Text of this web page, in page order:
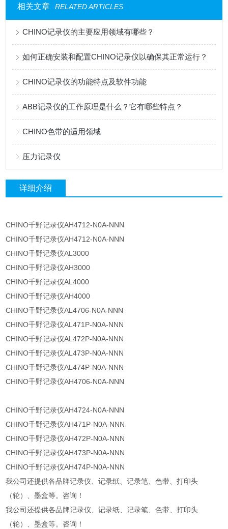
相关文章 RELATED ARTICLES
CHINO记录仪的主要应用领域有哪些？
如何正确安装和配置CHINO记录仪以确保其正常运行？
CHINO记录仪的功能特点及软件功能
ABB记录仪的工作原理是什么？它有哪些特点？
CHINO色带的适用领域
压力记录仪
详细介绍
CHINO千野记录仪AH4712-N0A-NNN
CHINO千野记录仪AH4712-N0A-NNN
CHINO千野记录仪AL3000
CHINO千野记录仪AH3000
CHINO千野记录仪AL4000
CHINO千野记录仪AH4000
CHINO千野记录仪AL4706-N0A-NNN
CHINO千野记录仪AL471P-N0A-NNN
CHINO千野记录仪AL472P-N0A-NNN
CHINO千野记录仪AL473P-N0A-NNN
CHINO千野记录仪AL474P-N0A-NNN
CHINO千野记录仪AH4706-N0A-NNN
CHINO千野记录仪AH4724-N0A-NNN
CHINO千野记录仪AH471P-N0A-NNN
CHINO千野记录仪AH472P-N0A-NNN
CHINO千野记录仪AH473P-N0A-NNN
CHINO千野记录仪AH474P-N0A-NNN
我公司还提供各品牌记录仪、记录纸、记录笔、色带、打印头
（轮）、墨盒等。咨询！
我公司还提供各品牌记录仪、记录纸、记录笔、色带、打印头
（轮）、墨盒等。咨询！